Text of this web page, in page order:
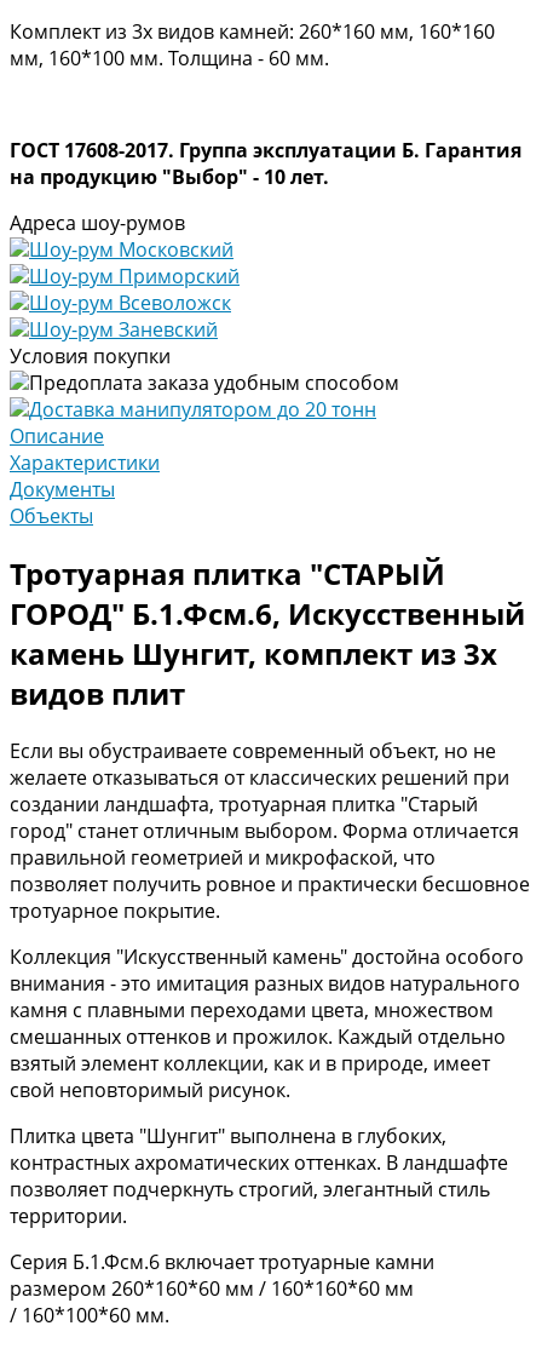
Комплект из 3х видов камней: 260*160 мм, 160*160
мм, 160*100 мм. Толщина - 60 мм.
ГОСТ 17608-2017. Группа эксплуатации Б. Гарантия
на продукцию "Выбор" - 10 лет.
Адреса шоу-румов
Шоу-рум Московский
Шоу-рум Приморский
Шоу-рум Всеволожск
Шоу-рум Заневский
Условия покупки
Предоплата заказа удобным способом
Доставка манипулятором до 20 тонн
Описание
Характеристики
Документы
Объекты
Тротуарная плитка "СТАРЫЙ
ГОРОД" Б.1.Фсм.6, Искусственный
камень Шунгит, комплект из 3х
видов плит
Если вы обустраиваете современный объект, но не
желаете отказываться от классических решений при
создании ландшафта, тротуарная плитка "Старый
город" станет отличным выбором. Форма отличается
правильной геометрией и микрофаской, что
позволяет получить ровное и практически бесшовное
тротуарное покрытие.
Коллекция "Искусственный камень" достойна особого
внимания - это имитация разных видов натурального
камня с плавными переходами цвета, множеством
смешанных оттенков и прожилок. Каждый отдельно
взятый элемент коллекции, как и в природе, имеет
свой неповторимый рисунок.
Плитка цвета "Шунгит" выполнена в глубоких,
контрастных ахроматических оттенках. В ландшафте
позволяет подчеркнуть строгий, элегантный стиль
территории.
Серия Б.1.Фсм.6 включает тротуарные камни
размером 260*160*60 мм / 160*160*60 мм
/ 160*100*60 мм.